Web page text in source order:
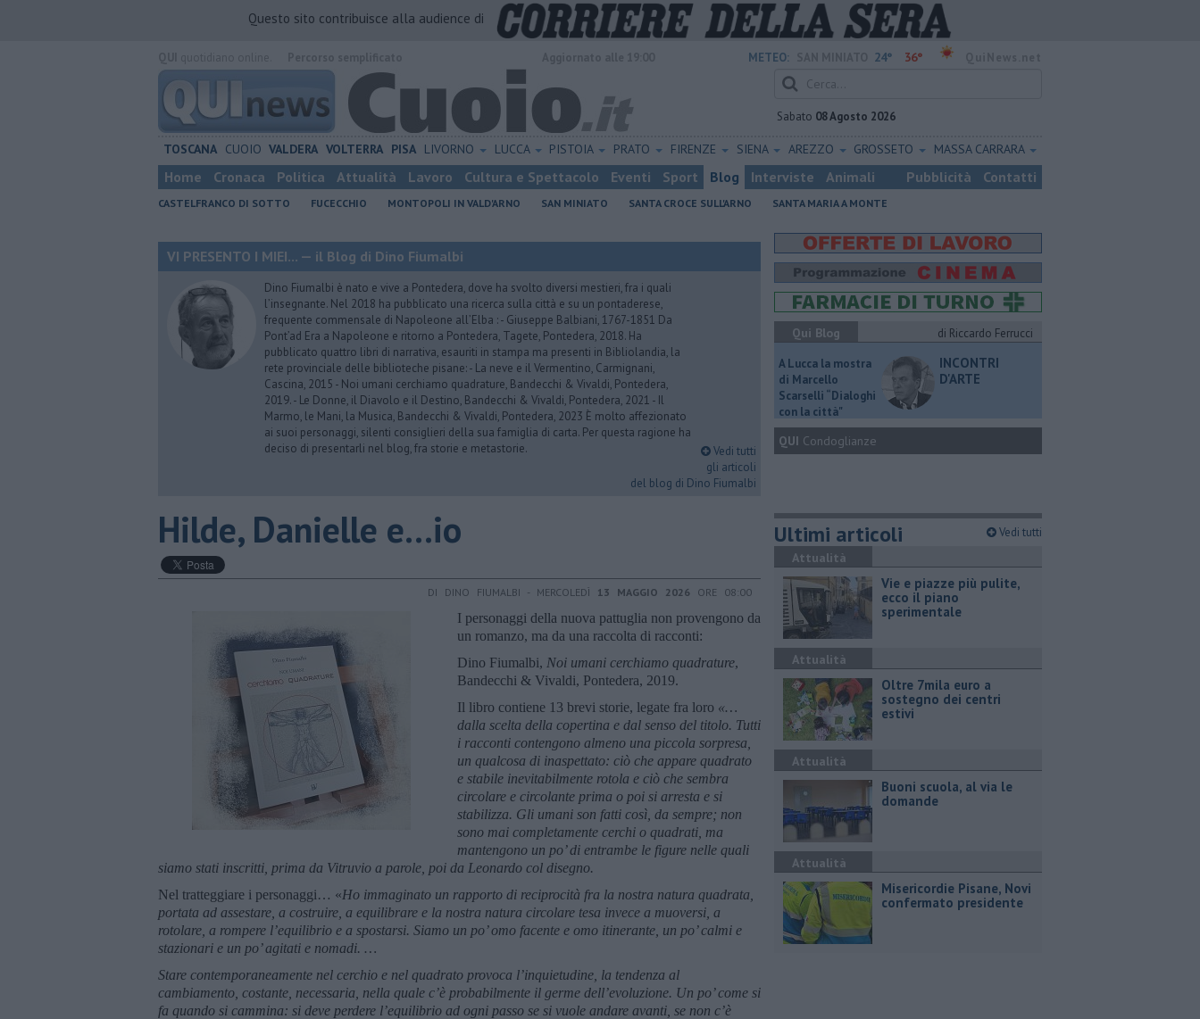
Questo sito contribuisce alla audience di
METEO: 24° 36°
Sabato 08 Agosto 2026
TOSCANA CUOIO VALDERA VOLTERRA PISA LIVORNO LUCCA PISTOIA PRATO FIRENZE SIENA AREZZO GROSSETO MASSA CARRARA
Home Cronaca Politica Attualità Lavoro Cultura e Spettacolo Eventi Sport Blog Interviste Animali Pubblicità Contatti
CASTELFRANCO DI SOTTO FUCECCHIO MONTOPOLI IN VALD'ARNO SAN MINIATO SANTA CROCE SULL'ARNO SANTA MARIA A MONTE
VI PRESENTO I MIEI... — il Blog di Dino Fiumalbi
Dino Fiumalbi è nato e vive a Pontedera, dove ha svolto diversi mestieri, fra i quali
l’insegnante. Nel 2018 ha pubblicato una ricerca sulla città e su un pontaderese,
frequente commensale di Napoleone all’Elba : - Giuseppe Balbiani, 1767-1851 Da
Pont’ad Era a Napoleone e ritorno a Pontedera, Tagete, Pontedera, 2018. Ha
pubblicato quattro libri di narrativa, esauriti in stampa ma presenti in Bibliolandia, la
rete provinciale delle biblioteche pisane: - La neve e il Vermentino, Carmignani,
Cascina, 2015 - Noi umani cerchiamo quadrature, Bandecchi & Vivaldi, Pontedera,
2019. - Le Donne, il Diavolo e il Destino, Bandecchi & Vivaldi, Pontedera, 2021 - Il
Marmo, le Mani, la Musica, Bandecchi & Vivaldi, Pontedera, 2023 È molto affezionato
ai suoi personaggi, silenti consiglieri della sua famiglia di carta. Per questa ragione ha
deciso di presentarli nel blog, fra storie e metastorie.
Vedi tutti
gli articoli
del blog di Dino Fiumalbi
Hilde, Danielle e...io
DI DINO FIUMALBI - MERCOLEDÌ 13 MAGGIO 2026 ORE 08:00
I personaggi della nuova pattuglia non provengono da
un romanzo, ma da una raccolta di racconti:
Dino Fiumalbi, Noi umani cerchiamo quadrature,
Bandecchi & Vivaldi, Pontedera, 2019.
Il libro contiene 13 brevi storie, legate fra loro «…
dalla scelta della copertina e dal senso del titolo. Tutti
i racconti contengono almeno una piccola sorpresa,
un qualcosa di inaspettato: ciò che appare quadrato
e stabile inevitabilmente rotola e ciò che sembra
circolare e circolante prima o poi si arresta e si
stabilizza. Gli umani son fatti così, da sempre; non
sono mai completamente cerchi o quadrati, ma
mantengono un po’ di entrambe le figure nelle quali
siamo stati inscritti, prima da Vitruvio a parole, poi da Leonardo col disegno.
Nel tratteggiare i personaggi… «Ho immaginato un rapporto di reciprocità fra la nostra natura quadrata,
portata ad assestare, a costruire, a equilibrare e la nostra natura circolare tesa invece a muoversi, a
rotolare, a rompere l’equilibrio e a spostarsi. Siamo un po’ omo facente e omo itinerante, un po’ calmi e
stazionari e un po’ agitati e nomadi. …
Stare contemporaneamente nel cerchio e nel quadrato provoca l’inquietudine, la tendenza al
cambiamento, costante, necessaria, nella quale c’è probabilmente il germe dell’evoluzione. Un po’ come si
fa quando si cammina: si deve perdere l’equilibrio ad ogni passo se si vuole andare avanti, se non c’è
Qui Blog
di Riccardo Ferrucci
A Lucca la mostra
di Marcello
Scarselli “Dialoghi
con la città"
INCONTRI
D'ARTE
QUI Condoglianze
Ultimi articoli Vedi tutti
Attualità
Vie e piazze più pulite,
ecco il piano
sperimentale
Attualità
Oltre 7mila euro a
sostegno dei centri
estivi
Attualità
Buoni scuola, al via le
domande
Attualità
Misericordie Pisane, Novi
confermato presidente